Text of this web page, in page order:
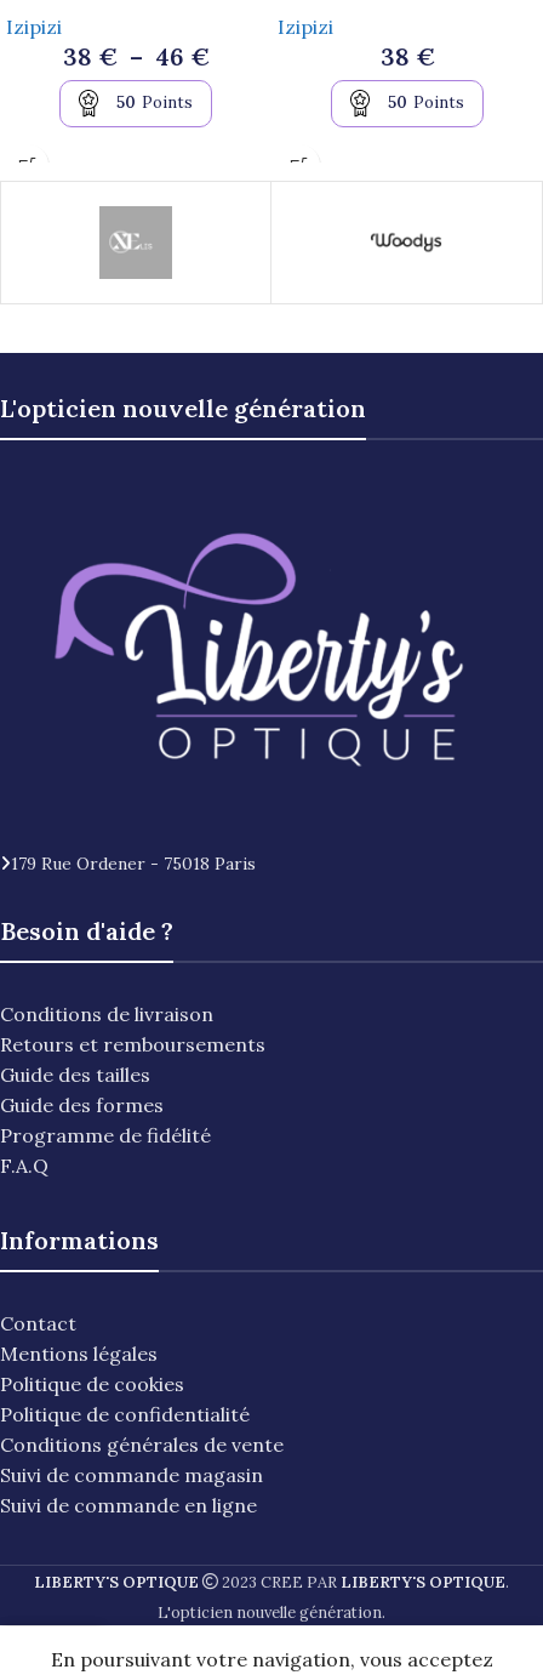
Izipizi
38 € – 46 €
50 Points
Izipizi
38 €
50 Points
L'opticien nouvelle génération
179 Rue Ordener - 75018 Paris
Besoin d'aide ?
Conditions de livraison
Retours et remboursements
Guide des tailles
Guide des formes
Programme de fidélité
F.A.Q
Informations
Contact
Mentions légales
Politique de cookies
Politique de confidentialité
Conditions générales de vente
Suivi de commande magasin
Suivi de commande en ligne
LIBERTY'S OPTIQUE 2023 CREE PAR LIBERTY'S OPTIQUE.
L'opticien nouvelle génération.
En poursuivant votre navigation, vous acceptez